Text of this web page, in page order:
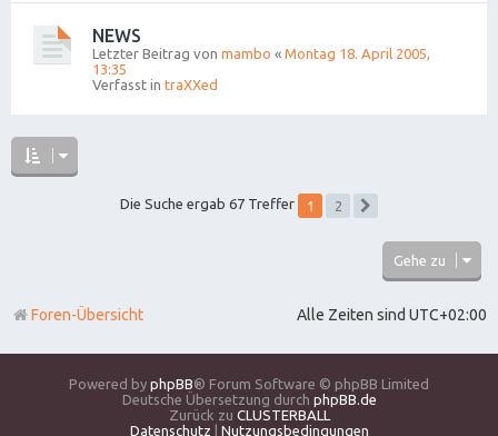
NEWS
Letzter Beitrag von mambo « Montag 18. April 2005,
13:35
Verfasst in traXXed
Die Suche ergab 67 Treffer 1
2
Gehe zu
Alle Zeiten sind UTC+02:00
Foren-Übersicht
Powered by phpBB® Forum Software © phpBB Limited
Deutsche Übersetzung durch phpBB.de
Zurück zu CLUSTERBALL
Datenschutz
Nutzungsbedingungen